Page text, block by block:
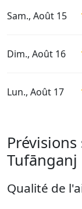
Sam., Août 15
Dim., Août 16
Lun., Août 17
Tufānganj
Qualité de